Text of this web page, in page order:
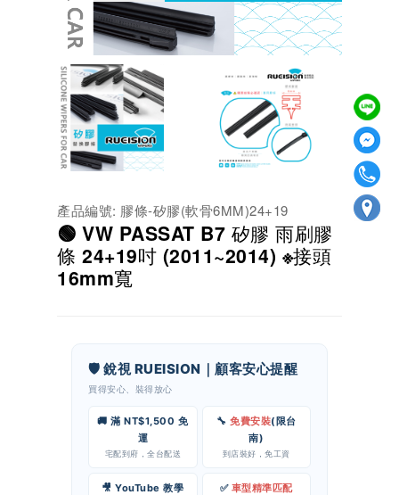
產品編號: 膠條-矽膠(軟骨6MM)24+19
🟢 VW PASSAT B7 矽膠 雨刷膠
條 24+19吋 (2011~2014) ※接頭
16mm寬
🛡️ 銳視 RUEISION｜顧客安心提醒
買得安心、裝得放心
🚚 滿 NT$1,500 免
運
宅配到府，全台配送
🔧 免費安裝(限台
南)
到店裝好，免工資
🎥 YouTube 教學 ✅ 車型精準匹配